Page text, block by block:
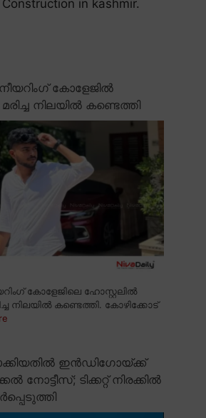
in kashmir.
കോളേജിൽ
നിലയിൽ കണ്ടെത്തി
കോളേജിലെ ഹോസ്റ്റലിൽ
നിലയിൽ കണ്ടെത്തി. കോഴിക്കോട്
ഇൻഡിഗോയ്ക്ക്
നോട്ടീസ്; ടിക്കറ്റ് നിരക്കിൽ